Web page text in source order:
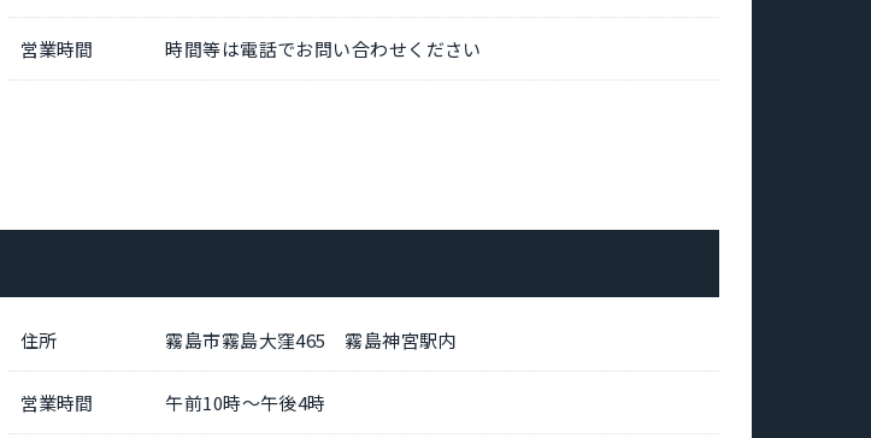
営業時間 時間等は電話でお問い合わせください
住所 霧島市霧島大窪465 霧島神宮駅内
営業時間 午前10時～午後4時